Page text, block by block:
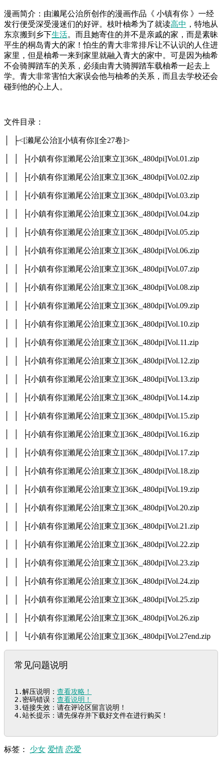
漫画简介：由濑尾公治所创作的漫画作品《 小镇有你 》一经
发行便受深受漫迷们的好评。枝叶柚希为了就读高中 ，特地从
东京搬到乡下生活。而且她寄住的并不是亲戚的家，而是素昧
平生的桐岛青大的家！怕生的青大非常排斥让不认识的人住进
家里，但是柚希一来到家里就融入青大的家中。可是因为柚希
不会骑脚踏车的关系，必须由青大骑脚踏车载柚希一起去上
学。青大非常害怕大家误会他与柚希的关系，而且去学校还会
碰到他的心上人。
文件目录：
│ ├<[濑尾公治][小镇有你][全27卷]>
│ │ ├[小鎮有你][瀨尾公治][東立][36K_480dpi]Vol.01.zip
│ │ ├[小鎮有你][瀨尾公治][東立][36K_480dpi]Vol.02.zip
│ │ ├[小鎮有你][瀨尾公治][東立][36K_480dpi]Vol.03.zip
│ │ ├[小鎮有你][瀨尾公治][東立][36K_480dpi]Vol.04.zip
│ │ ├[小鎮有你][瀨尾公治][東立][36K_480dpi]Vol.05.zip
│ │ ├[小鎮有你][瀨尾公治][東立][36K_480dpi]Vol.06.zip
│ │ ├[小鎮有你][瀨尾公治][東立][36K_480dpi]Vol.07.zip
│ │ ├[小鎮有你][瀨尾公治][東立][36K_480dpi]Vol.08.zip
│ │ ├[小鎮有你][瀨尾公治][東立][36K_480dpi]Vol.09.zip
│ │ ├[小鎮有你][瀨尾公治][東立][36K_480dpi]Vol.10.zip
│ │ ├[小鎮有你][瀨尾公治][東立][36K_480dpi]Vol.11.zip
│ │ ├[小鎮有你][瀨尾公治][東立][36K_480dpi]Vol.12.zip
│ │ ├[小鎮有你][瀨尾公治][東立][36K_480dpi]Vol.13.zip
│ │ ├[小鎮有你][瀨尾公治][東立][36K_480dpi]Vol.14.zip
│ │ ├[小鎮有你][瀨尾公治][東立][36K_480dpi]Vol.15.zip
│ │ ├[小鎮有你][瀨尾公治][東立][36K_480dpi]Vol.16.zip
│ │ ├[小鎮有你][瀨尾公治][東立][36K_480dpi]Vol.17.zip
│ │ ├[小鎮有你][瀨尾公治][東立][36K_480dpi]Vol.18.zip
│ │ ├[小鎮有你][瀨尾公治][東立][36K_480dpi]Vol.19.zip
│ │ ├[小鎮有你][瀨尾公治][東立][36K_480dpi]Vol.20.zip
│ │ ├[小鎮有你][瀨尾公治][東立][36K_480dpi]Vol.21.zip
│ │ ├[小鎮有你][瀨尾公治][東立][36K_480dpi]Vol.22.zip
│ │ ├[小鎮有你][瀨尾公治][東立][36K_480dpi]Vol.23.zip
│ │ ├[小鎮有你][瀨尾公治][東立][36K_480dpi]Vol.24.zip
│ │ ├[小鎮有你][瀨尾公治][東立][36K_480dpi]Vol.25.zip
│ │ ├[小鎮有你][瀨尾公治][東立][36K_480dpi]Vol.26.zip
│ │ └[小鎮有你][瀨尾公治][東立][36K_480dpi]Vol.27end.zip
常见问题说明
1.解压说明： 查看攻略！
2.密码错误： 查看说明！
3.链接失效：请在评论区留言说明！
4.站长提示：请先保存并下载好文件在进行购买！
标签： 少女 爱情 恋爱